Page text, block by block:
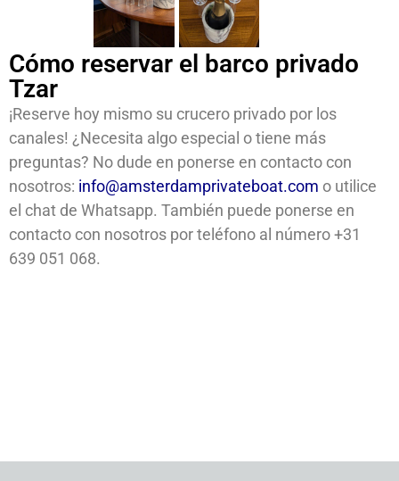
Cómo reservar el barco privado
Tzar
¡Reserve hoy mismo su crucero privado por los
canales! ¿Necesita algo especial o tiene más
preguntas? No dude en ponerse en contacto con
nosotros: info@amsterdamprivateboat.com o utilice
el chat de Whatsapp. También puede ponerse en
contacto con nosotros por teléfono al número +31
639 051 068.